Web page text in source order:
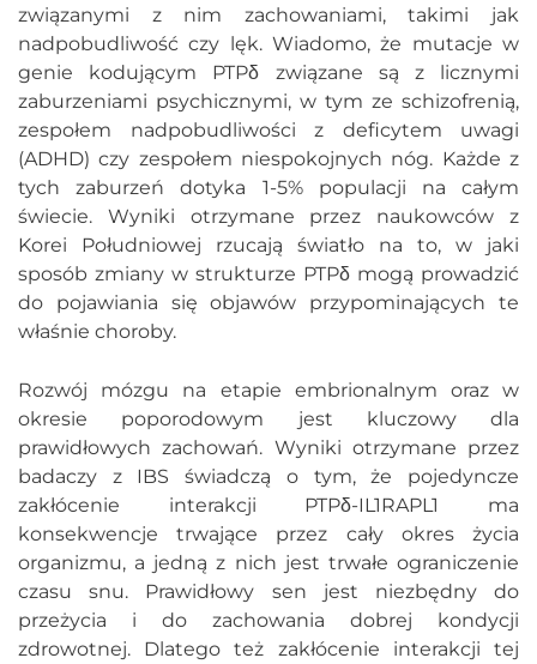
związanymi z nim zachowaniami, takimi jak
nadpobudliwość czy lęk. Wiadomo, że mutacje w
genie kodującym PTPδ związane są z licznymi
zaburzeniami psychicznymi, w tym ze schizofrenią,
zespołem nadpobudliwości z deficytem uwagi
(ADHD) czy zespołem niespokojnych nóg. Każde z
tych zaburzeń dotyka 1-5% populacji na całym
świecie. Wyniki otrzymane przez naukowców z
Korei Południowej rzucają światło na to, w jaki
sposób zmiany w strukturze PTPδ mogą prowadzić
do pojawiania się objawów przypominających te
właśnie choroby.
Rozwój mózgu na etapie embrionalnym oraz w
okresie poporodowym jest kluczowy dla
prawidłowych zachowań. Wyniki otrzymane przez
badaczy z IBS świadczą o tym, że pojedyncze
zakłócenie interakcji PTPδ-IL1RAPL1 ma
konsekwencje trwające przez cały okres życia
organizmu, a jedną z nich jest trwałe ograniczenie
czasu snu. Prawidłowy sen jest niezbędny do
przeżycia i do zachowania dobrej kondycji
zdrowotnej. Dlatego też zakłócenie interakcji tej